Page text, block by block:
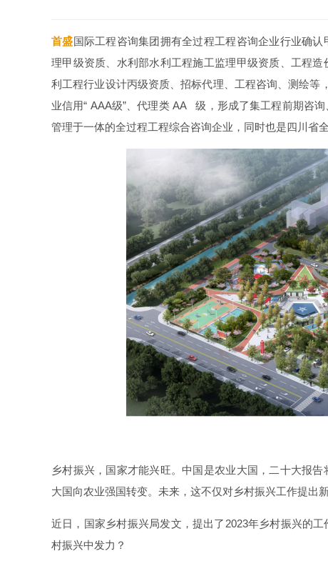
首盛国际工程咨询集团拥有全过程工程咨询企业行业确
理甲级资质、水利部水利工程施工监理甲级资质、工程
利工程行业设计丙级资质、招标代理、工程咨询、测绘
业信用“ AAA级”、代理类 AA 级，形成了集工程前期咨
管理于一体的全过程工程综合咨询企业，同时也是四川省
乡村振兴，国家才能兴旺。中国是农业大国，二十大报
大国向农业强国转变。未来，这不仅对乡村振兴工作提出
近日，国家乡村振兴局发文，提出了2023年乡村振兴的
村振兴中发力？